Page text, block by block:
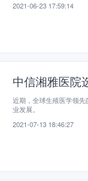
2021-06-23 17:59:14
中信湘雅医院
近期，全球生殖医学领
业发展。
2021-07-13 18:46:27